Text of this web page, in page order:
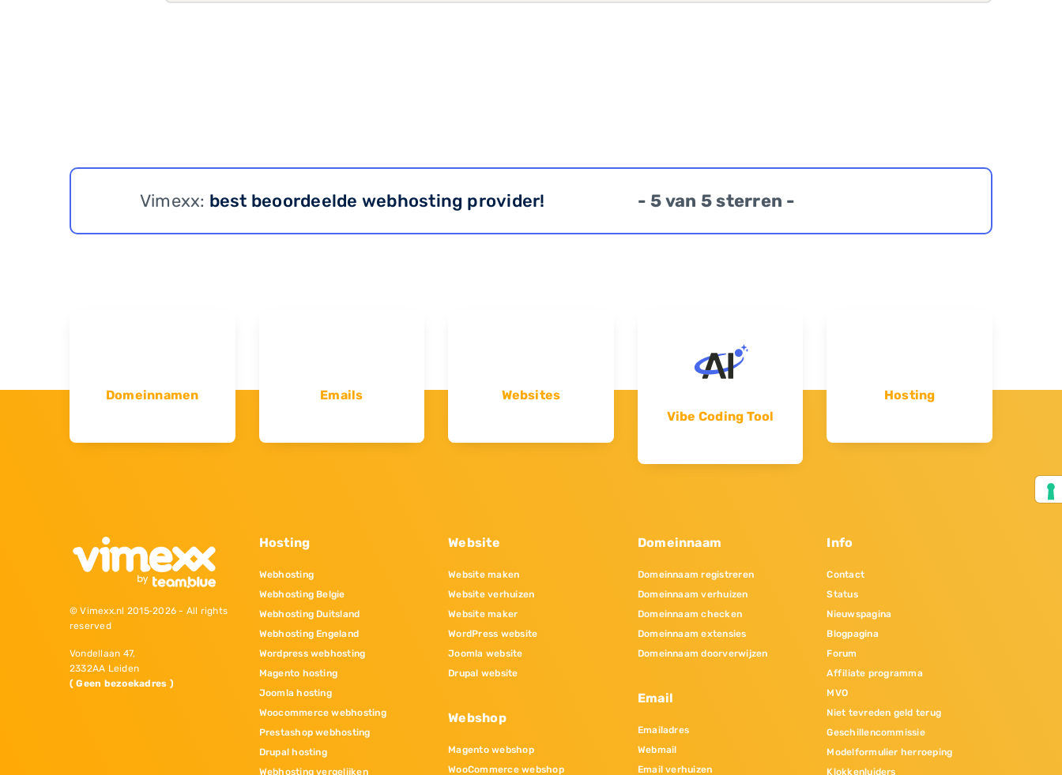
Vimexx: best beoordeelde webhosting provider! - 5 van 5 sterren -
Domeinnamen Emails
Websites
Vibe Coding Tool
Hosting
© Vimexx.nl 2015‐2026 - All rights
reserved
Vondellaan 47,
2332AA Leiden
( Geen bezoekadres )
Hosting
Webhosting
Webhosting Belgie
Webhosting Duitsland
Webhosting Engeland
Wordpress webhosting
Magento hosting
Joomla hosting
Woocommerce webhosting
Prestashop webhosting
Drupal hosting
Webhosting vergelijken
Website
Website maken
Website verhuizen
Website maker
WordPress website
Joomla website
Drupal website
Webshop
Magento webshop
WooCommerce webshop
Domeinnaam
Domeinnaam registreren
Domeinnaam verhuizen
Domeinnaam checken
Domeinnaam extensies
Domeinnaam doorverwijzen
Email
Emailadres
Webmail
Email verhuizen
Info
Contact
Status
Nieuwspagina
Blogpagina
Forum
Affiliate programma
MVO
Niet tevreden geld terug
Geschillencommissie
Modelformulier herroeping
Klokkenluiders